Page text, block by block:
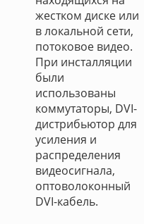
жестком диске или
в локальной сети,
потоковое видео.
При инсталляции
были
использованы
коммутаторы, DVI-
дистрибьютор для
усиления и
распределения
видеосигнала,
оптоволоконный
DVI-кабель.